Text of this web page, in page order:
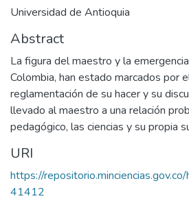
Universidad de Antioquia
Abstract
La figura del maestro y la
Colombia, han estado marcados por
reglamentación de su hacer y su
llevado al maestro a una relación
pedagógico, las ciencias y su propia
URI
https://
41412